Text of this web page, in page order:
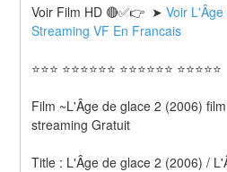
Voir Film HD 🔴✅👉  ➤ Voir
Streaming VF En Francais
⭐⭐⭐ ⭐⭐⭐⭐⭐⭐ ⭐⭐⭐⭐⭐⭐ ⭐⭐⭐⭐⭐
Film ~L'Âge de glace 2 (2006)
streaming Gratuit
Title : L'Âge de glace 2 (2006) /